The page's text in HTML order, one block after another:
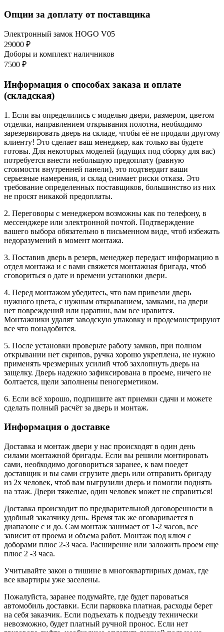
Опции за доплату от поставщика
Электронный замок HOGO V05
29000 ₽
Доборы и комплект наличников
7500 ₽
Информация о способах заказа и оплате
(складская)
1. Если вы определились с моделью двери, размером, цветом
отделки, направлением открывания полотна, необходимо
зарезервировать дверь на складе, чтобы её не продали другому
клиенту! Это сделает ваш менеджер, как только вы будете
готовы. Для некоторых моделей (идущих под сборку для вас)
потребуется внести небольшую предоплату (равную
стоимости внутренней панели), это подтвердит ваши
серьезные намерения, и склад снимает риски отказа. Это
требование определенных поставщиков, большинство из них
не просят никакой предоплаты.
2. Переговоры с менеджером возможны как по телефону, в
мессенджере или электронной почтой. Подтверждение
вашего выбора обязательно в письменном виде, чтоб избежать
недоразумений в момент монтажа.
3. Поставив дверь в резерв, менеджер передаст информацию в
отдел монтажа и с вами свяжется монтажная бригада, чтоб
сговориться о дате и времени установки двери.
4. Перед монтажом убедитесь, что вам привезли дверь
нужного цвета, с нужным открыванием, замками, на двери
нет повреждений или царапин, вам все нравится.
Монтажники удалят заводскую упаковку и продемонстрируют
все что понадобится.
5. После установки проверьте работу замков, при полном
открывании нет скрипов, ручка хорошо укреплена, не нужно
применять чрезмерных усилий чтоб захлопнуть дверь на
защелку. Дверь надежно зафиксирована в проеме, ничего не
болтается, щели заполнены пеногерметиком.
6. Если всё хорошо, подпишите акт приемки сдачи и можете
сделать полный расчёт за дверь и монтаж.
Информация о доставке
Доставка и монтаж двери у нас происходят в один день
силами монтажной бригады. Если вы решили монтировать
сами, необходимо договориться заранее, к вам поедет
доставщик и вы сами сгрузите дверь или отправить бригаду
из 2х человек, чтоб вам выгрузили дверь и помогли поднять
на этаж. Двери тяжелые, один человек может не справиться!
Доставка происходит по предварительной договоренности в
удобный заказчику день. Время так же оговаривается в
диапазоне с и до. Сам монтаж занимает от 1-2 часов, все
зависит от проема и объема работ. Монтаж под ключ с
доборами плюс 2-3 часа. Расширение или заложить проем еще
плюс 2 -3 часа.
Учитывайте закон о тишине в многоквартирных домах, где
все квартиры уже заселены.
Пожалуйста, заранее подумайте, где будет пароваться
автомобиль доставки. Если парковка платная, расходы берет
на себя заказчик. Если подъехать к подъезду технически
невозможно, будет платный ручной пронос. Если нет